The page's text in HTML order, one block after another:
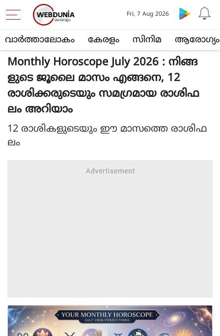
വാര്‍ത്താലോകം കേരളം സിനിമ ആരോഗ്യം
Fri, 7 Aug 2026
Monthly Horoscope July 2026 : നിങ്ങ
ളുടെ ജൂലൈ മാസം എങ്ങനെ, 12
രാശിക്കരുടെയും സമഗ്രമായ രാശിഫ
ലം അറിയാം
12 രാശികളുടെയും ഈ മാസത്തെ രാശിഫ
ലം